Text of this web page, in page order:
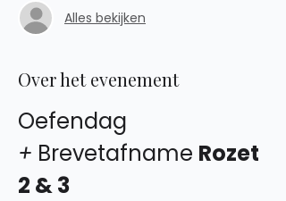
Alles bekijken
Over het evenement
Oefendag
+ Brevetafname Rozet
2 & 3